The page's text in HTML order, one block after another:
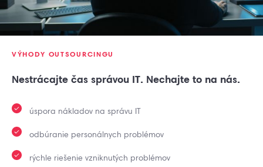
VÝHODY OUTSOURCINGU
Nestrácajte čas správou IT. Nechajte to na nás.
úspora nákladov na správu IT
odbúranie personálnych problémov
rýchle riešenie vzniknutých problémov